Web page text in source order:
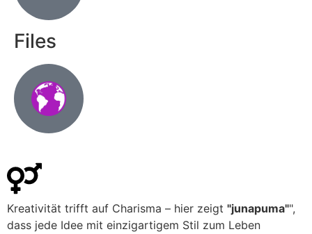
Files
Kreativität trifft auf Charisma – hier zeigt "junapuma"",
dass jede Idee mit einzigartigem Stil zum Leben